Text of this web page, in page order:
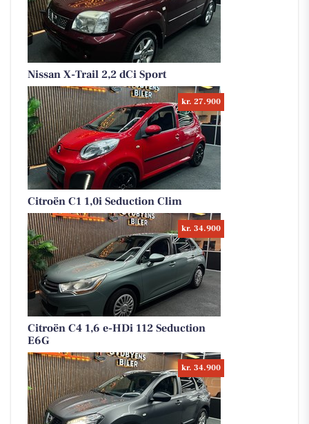
Nissan X-Trail 2,2 dCi Sport
kr. 27.900
Citroën C1 1,0i Seduction Clim
kr. 34.900
Citroën C4 1,6 e-HDi 112 Seduction
E6G
kr. 34.900